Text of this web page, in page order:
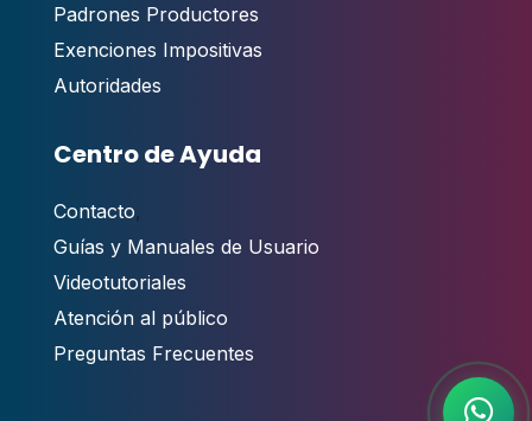
Padrones Productores
Exenciones Impositivas
Autoridades
Centro de Ayuda
Contacto,
Guías y Manuales de Usuario
Videotutoriales
Atención al público
Preguntas Frecuentes